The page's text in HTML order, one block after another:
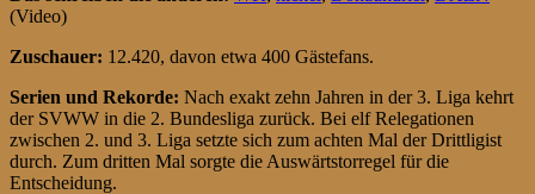
(Video)
Zuschauer: 12.420, davon etwa 400 Gästefans.
Serien und Rekorde: Nach exakt zehn Jahren in der 3. Liga kehrt
der SVWW in die 2. Bundesliga zurück. Bei elf Relegationen
zwischen 2. und 3. Liga setzte sich zum achten Mal der Drittligist
durch. Zum dritten Mal sorgte die Auswärtstorregel für die
Entscheidung.